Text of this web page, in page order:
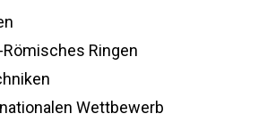
Ringen
Wettbewerb